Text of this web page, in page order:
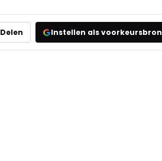
Delen Instellen als voorkeursbron